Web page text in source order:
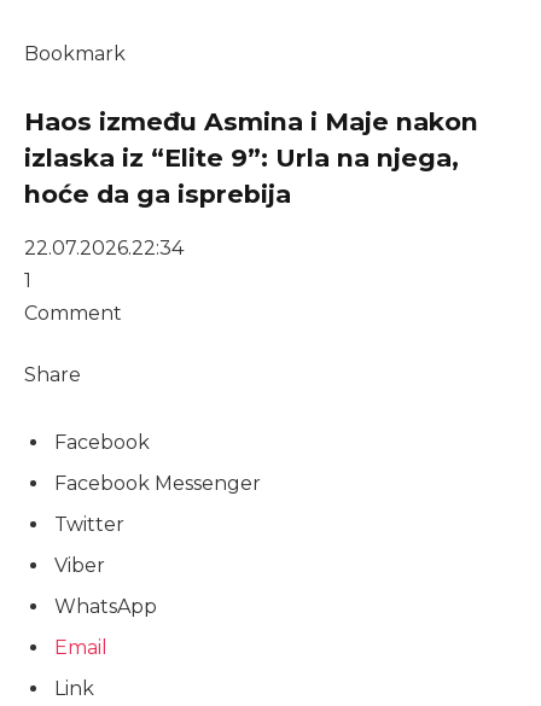
Bookmark
Haos između Asmina i Maje nakon
izlaska iz “Elite 9”: Urla na njega,
hoće da ga isprebija
22.07.2026.22:34
1
Comment
Share
Facebook
Facebook Messenger
Twitter
Viber
WhatsApp
Email
Link